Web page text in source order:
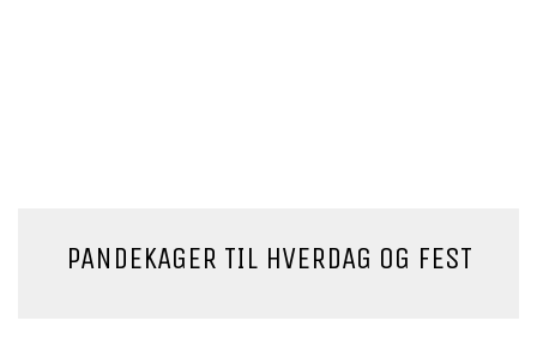
PANDEKAGER TIL HVERDAG OG FEST